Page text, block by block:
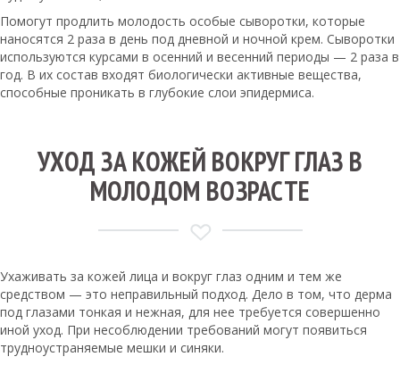
Помогут продлить молодость особые сыворотки, которые
наносятся 2 раза в день под дневной и ночной крем. Сыворотки
используются курсами в осенний и весенний периоды — 2 раза в
год. В их состав входят биологически активные вещества,
способные проникать в глубокие слои эпидермиса.
УХОД ЗА КОЖЕЙ ВОКРУГ ГЛАЗ В
МОЛОДОМ ВОЗРАСТЕ
Ухаживать за кожей лица и вокруг глаз одним и тем же
средством — это неправильный подход. Дело в том, что дерма
под глазами тонкая и нежная, для нее требуется совершенно
иной уход. При несоблюдении требований могут появиться
трудноустраняемые мешки и синяки.